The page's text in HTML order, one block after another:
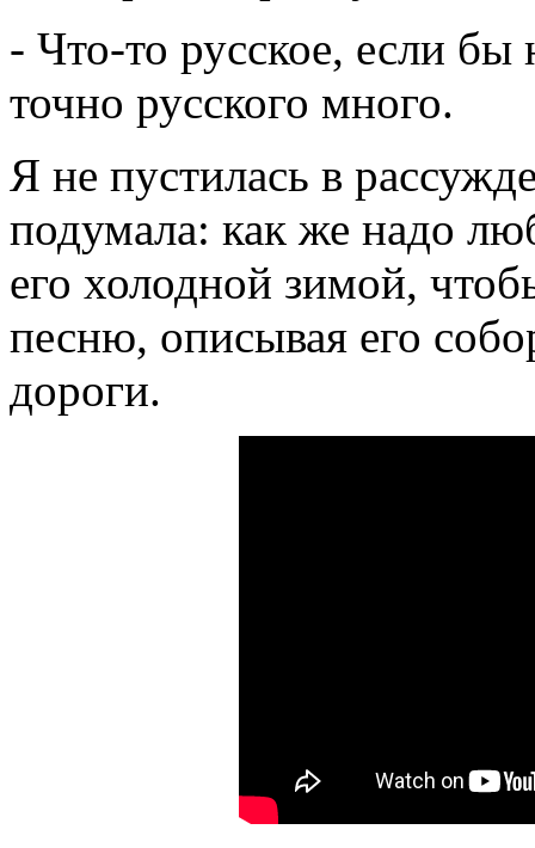
- Что-то русское, если бы
точно русского много.
Я не пустилась в
подумала: как же надо
его холодной зимой,
песню, описывая его
дороги.